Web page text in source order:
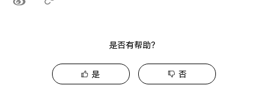
是否有帮助？
是 否